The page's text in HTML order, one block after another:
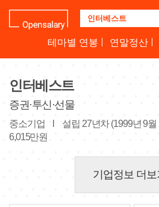
업
명
테마별 연봉 연말정산
인터베스트
증권·투신·선물
중소기업 설립 27년차 (1999년 9월
6,015만원
기업정보 더보